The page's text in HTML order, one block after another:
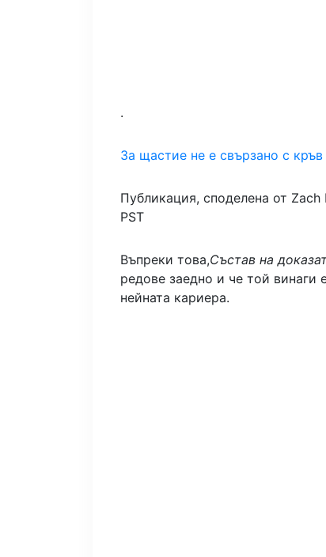
.
За щастие не е свързано с
Публикация, споделена от
PST
Въпреки това,Състав на
редове заедно и че той винаги
нейната кариера.